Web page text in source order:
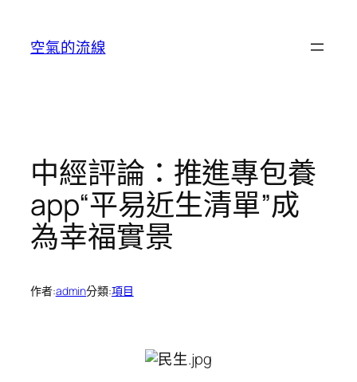
空氣的流線
中經評論：推進專包養
app“平易近生清單”成
為幸福實景
作者:admin分類:項目